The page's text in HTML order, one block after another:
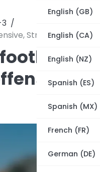
English (GB)
English (CA)
English (NZ)
Spanish (ES)
Spanish (MX)
French (FR)
German (DE)
Structure
: